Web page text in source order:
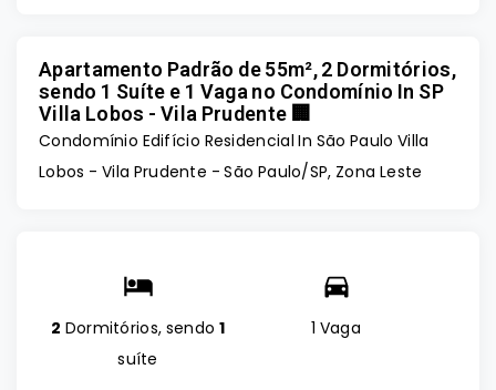
Apartamento Padrão de 55m², 2 Dormitórios,
sendo 1 Suíte e 1 Vaga no Condomínio In SP
Villa Lobos - Vila Prudente 🏢
Condomínio Edifício Residencial In São Paulo Villa
Lobos - Vila Prudente - São Paulo/SP, Zona Leste
2 Dormitórios, sendo 1
suíte
1 Vaga